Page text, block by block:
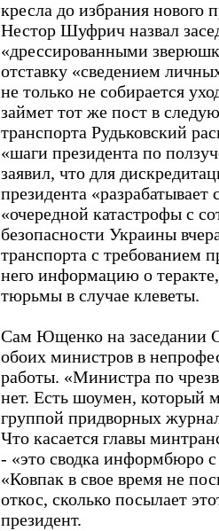
кресла до избрания нового
Нестор Шуфрич назвал
«дрессированными
отставку «сведением
не только не собирается
займет тот же пост в
транспорта Рудьковский
«шаги президента по
заявил, что для
президента
«очередной катастрофы с
безопасности Украины
транспорта с требованием
него информацию о
тюрьмы в случае клеветы.
Сам Ющенко на заседании
обоих министров в
работы. «Министра по
нет. Есть шоумен, который
группой придворных
Что касается главы
- «это сводка информбюро
«Ковпак в свое время не
откос, сколько посылает
президент.